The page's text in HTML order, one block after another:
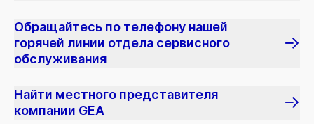
Обращайтесь по телефону нашей
горячей линии отдела сервисного
обслуживания
Найти местного представителя
компании GEA